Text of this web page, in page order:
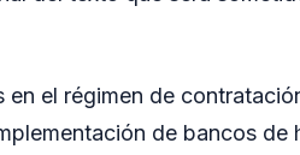
el régimen de
de bancos de